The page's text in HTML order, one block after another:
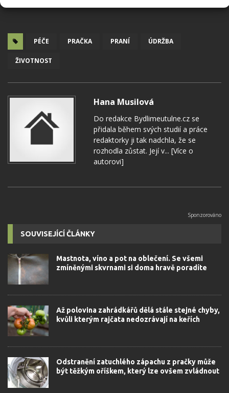
PÉČE PRAČKA PRANÍ ÚDRŽBA
ŽIVOTNOST
Hana Musilová
Do redakce Bydlimeutulne.cz se
přidala během svých studií a práce
redaktorky ji tak nadchla, že se
rozhodla zůstat. Její v... [Více o
autorovi]
SOUVISEJÍCÍ ČLÁNKY
Mastnota, víno a pot na oblečení. Se všemi
zmíněnými skvrnami si doma hravě poradíte
Až polovina zahrádkářů dělá stále stejné chyby,
kvůli kterým rajčata nedozrávají na keřích
Odstranění zatuchlého zápachu z pračky může
být těžkým oříškem, který lze ovšem zvládnout